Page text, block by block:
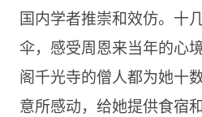
国内学者推崇和效仿。十
伞，感受周恩来当年的心
阁千光寺的僧人都为她十
意所感动，给她提供食宿